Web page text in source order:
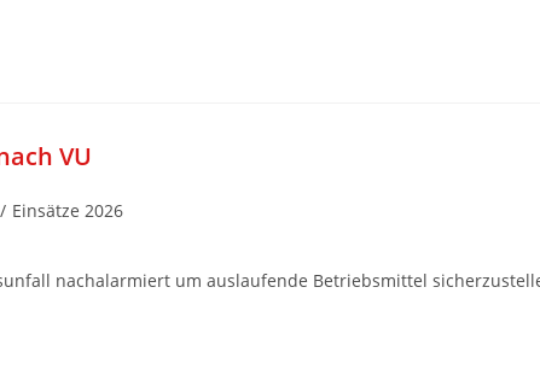
VU
/ Einsätze 2026
nachalarmiert um auslaufende Betriebsmittel